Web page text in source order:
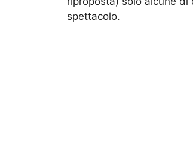
spettacolo.